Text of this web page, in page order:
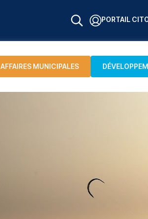
PORTAIL
AFFAIRES MUNICIPALES